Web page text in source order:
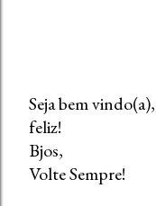
P
o
s
Seja bem
feliz!
Bjos,
Volte Sempre!